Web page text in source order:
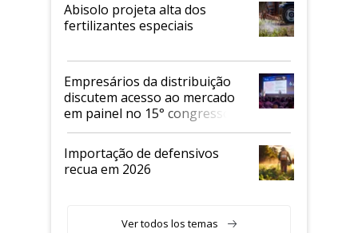
Abisolo projeta alta dos
fertilizantes especiais
Empresários da distribuição
discutem acesso ao mercado
em painel no 15° congresso
Andav
Importação de defensivos
recua em 2026
Ver todos los temas